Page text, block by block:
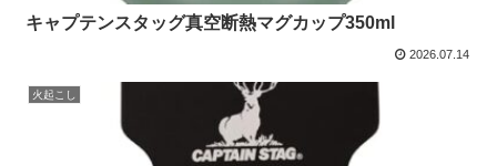
キャプテンスタッグ真空断熱マグカップ350ml
2026.07.14
火起こし